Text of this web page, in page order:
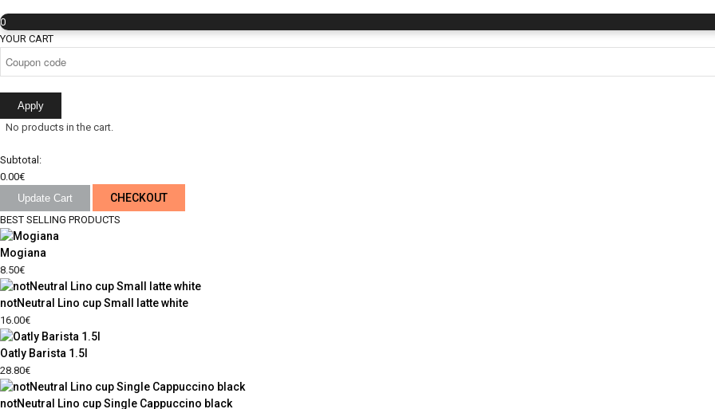
0
YOUR CART
Apply
No products in the cart.
Subtotal:
0.00€
Update Cart
CHECKOUT
BEST SELLING PRODUCTS
Mogiana
8.50€
notNeutral Lino cup Small latte white
16.00€
Oatly Barista 1.5l
28.80€
notNeutral Lino cup Single Cappuccino black